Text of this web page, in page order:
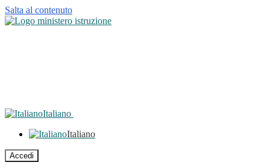
Salta al contenuto
Italiano
Italiano
Accedi